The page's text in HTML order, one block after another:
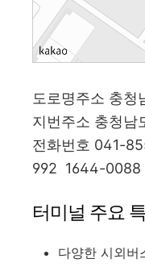
도로명주소 충청
지번주소 충청남
전화번호 041-
992 1644-
터미널 주요
다양한 시외버